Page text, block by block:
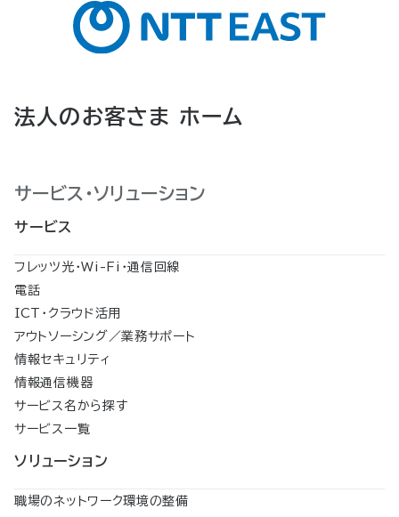
法人のお客さま ホーム
サービス・ソリューション
サービス
フレッツ光・Wi-Fi・通信回線
電話
ICT・クラウド活用
アウトソーシング／業務サポート
情報セキュリティ
情報通信機器
サービス名から探す
サービス一覧
ソリューション
職場のネットワーク環境の整備